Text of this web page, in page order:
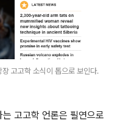
고고학 소식이 톱으로 보인다.
고고학 언론은 필연으로